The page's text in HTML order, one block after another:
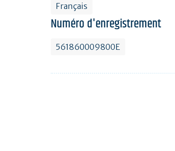
Français
Numéro d'enregistrement
561860009800E